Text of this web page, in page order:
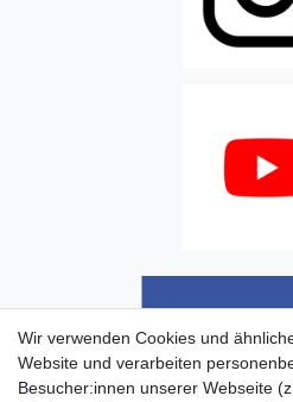
Wir verwenden Cookies und
Website und verarbeiten
Besucher:innen unserer Webseite